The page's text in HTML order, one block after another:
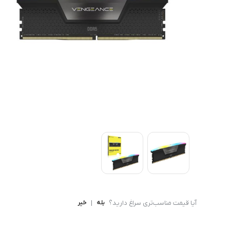
Ryzen 5
کامپیوتر های همه کاره
کنسول بازی
آیا قیمت مناسب‌تری سراغ دارید؟ بله | خیر